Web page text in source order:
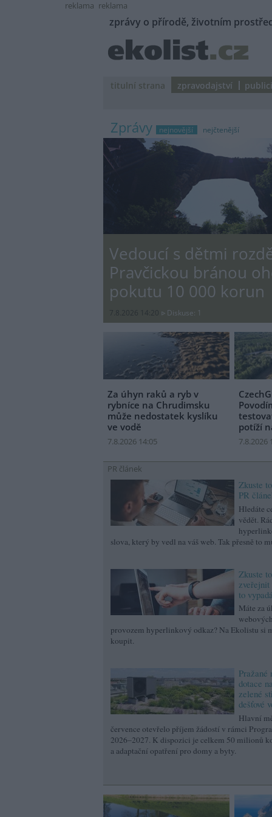
reklama reklama
zprávy o přírodě, životním
titulní strana zpravodajství
Zprávy nejnovější nejčtenější
Vedoucí s dětmi
Pravčickou bránou
pokutu 10 000 korun
7.8.2026 14:20 Diskuse: 1
Za úhyn raků a ryb v
rybníce na Chrudimsku
může nedostatek kyslíku
ve vodě
7.8.2026 14:05
potíží
7.8.2026
PR článek
Zkuste
PR
Hledáte
vědět.
slova, který by vedl na váš web. Tak přesně to
Zkuste
to
Máte za
provozem hyperlinkový odkaz? Na Ekolistu si
koupit.
Pražané
dotace
zelené
dešťové
Hlavní
července otevřelo příjem žádostí v rámci
2026–2027. K dispozici je celkem 50 milionů
a adaptační opatření pro domy a byty.